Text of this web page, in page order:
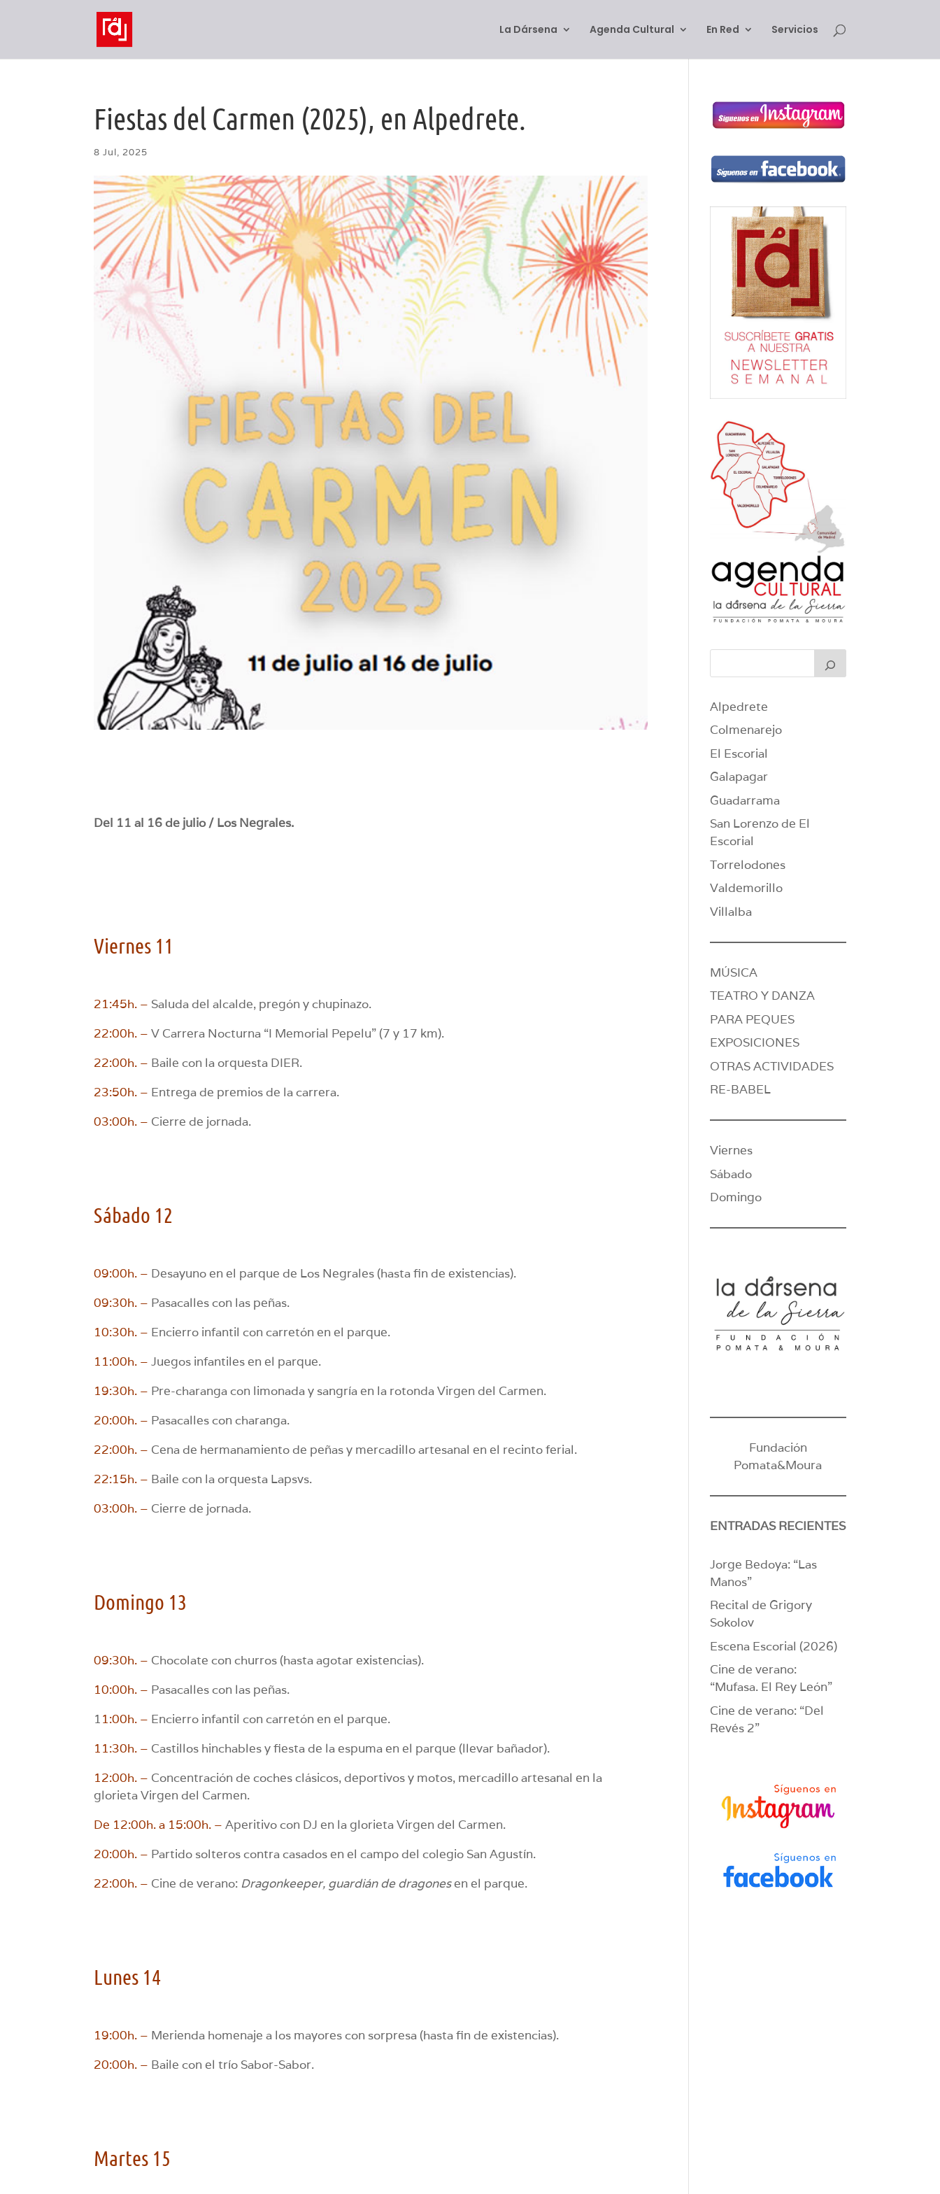
La Dársena Agenda Cultural En Red Servicios
Fiestas del Carmen (2025), en Alpedrete.
8 Jul, 2025
Del 11 al 16 de julio / Los Negrales.
Viernes 11
21:45h. – Saluda del alcalde, pregón y chupinazo.
22:00h. – V Carrera Nocturna “I Memorial Pepelu” (7 y 17 km).
22:00h. – Baile con la orquesta DIER.
23:50h. – Entrega de premios de la carrera.
03:00h. – Cierre de jornada.
Sábado 12
09:00h. – Desayuno en el parque de Los Negrales (hasta fin de existencias).
09:30h. – Pasacalles con las peñas.
10:30h. – Encierro infantil con carretón en el parque.
11:00h. – Juegos infantiles en el parque.
19:30h. – Pre-charanga con limonada y sangría en la rotonda Virgen del Carmen.
20:00h. – Pasacalles con charanga.
22:00h. – Cena de hermanamiento de peñas y mercadillo artesanal en el recinto ferial.
22:15h. – Baile con la orquesta Lapsvs.
03:00h. – Cierre de jornada.
Domingo 13
09:30h. – Chocolate con churros (hasta agotar existencias).
10:00h. – Pasacalles con las peñas.
11:00h. – Encierro infantil con carretón en el parque.
11:30h. – Castillos hinchables y fiesta de la espuma en el parque (llevar bañador).
12:00h. – Concentración de coches clásicos, deportivos y motos, mercadillo artesanal en la
glorieta Virgen del Carmen.
De 12:00h. a 15:00h. – Aperitivo con DJ en la glorieta Virgen del Carmen.
20:00h. – Partido solteros contra casados en el campo del colegio San Agustín.
22:00h. – Cine de verano: Dragonkeeper, guardián de dragonesen el parque.
Lunes 14
19:00h. – Merienda homenaje a los mayores con sorpresa (hasta fin de existencias).
20:00h. – Baile con el trío Sabor-Sabor.
Martes 15
Alpedrete
Colmenarejo
El Escorial
Galapagar
Guadarrama
San Lorenzo de El
Escorial
Torrelodones
Valdemorillo
Villalba
MÚSICA
TEATRO Y DANZA
PARA PEQUES
EXPOSICIONES
OTRAS ACTIVIDADES
RE-BABEL
Viernes
Sábado
Domingo
Fundación
Pomata&Moura
ENTRADAS RECIENTES
Jorge Bedoya: “Las
Manos”
Recital de Grigory
Sokolov
Escena Escorial (2026)
Cine de verano:
“Mufasa. El Rey León”
Cine de verano: “Del
Revés 2”